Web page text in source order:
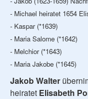
- Michael heiratet 1654
- Kaspar (*1639)
- Maria Salome (*1642)
- Melchior (*1643)
- Maria Jakobe (*1645)
Jakob Walter
heiratet Elisabeth